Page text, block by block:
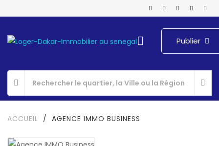
Publier
ACCUEIL / AGENCE IMMO BUSINESS